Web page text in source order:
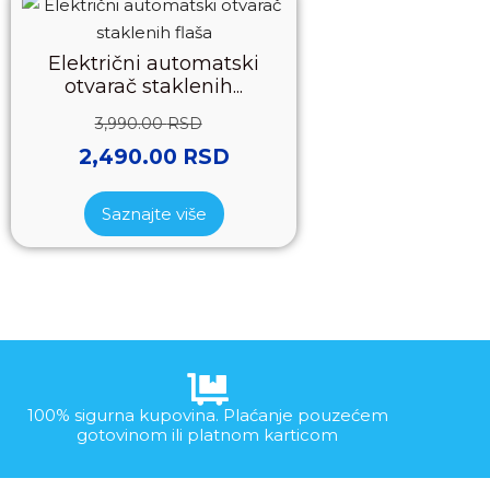
Električni automatski
otvarač staklenih...
3,990.00RSD
2,490.00 RSD
Saznajte više
100% sigurna kupovina. Plaćanje pouzećem
gotovinom ili platnom karticom